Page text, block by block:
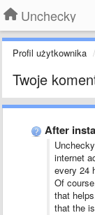
Unchecky
Profil użytkownika
Twoje
After
internet
every 24
Of
that
that the